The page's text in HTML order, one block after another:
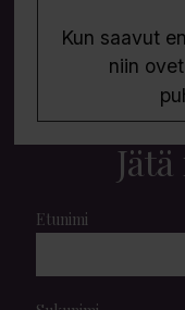
Kun saavut
niin
Etunimi